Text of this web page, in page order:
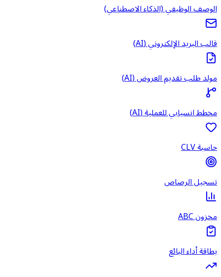
الوصف الوظيفي (الذكاء الاصطناعي)
قالب البريد الإلكتروني (AI)
مولد طلب تقديم العروض (AI)
مخطط انسيابي للعملية (AI)
حاسبة CLV
تسجيل الرصاص
مخزون ABC
بطاقة أداء البائع